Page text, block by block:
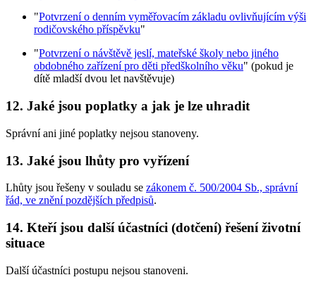
"Potvrzení o denním vyměřovacím základu ovlivňujícím výši
rodičovského příspěvku"
"Potvrzení o návštěvě jeslí, mateřské školy nebo jiného
obdobného zařízení pro děti předškolního věku" (pokud je
dítě mladší dvou let navštěvuje)
12. Jaké jsou poplatky a jak je lze uhradit
Správní ani jiné poplatky nejsou stanoveny.
13. Jaké jsou lhůty pro vyřízení
Lhůty jsou řešeny v souladu se zákonem č. 500/2004 Sb., správní
řád, ve znění pozdějších předpisů.
14. Kteří jsou další účastníci (dotčení) řešení životní
situace
Další účastníci postupu nejsou stanoveni.